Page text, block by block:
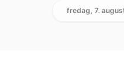
fredag, 7.